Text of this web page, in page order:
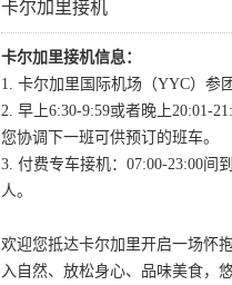
卡尔加里接机
卡尔加里接机信息：
1. 卡尔加里国际机场（YYC）参
2. 早上6:30-9:59或者晚上20:01-
您协调下一班可供预订的班车。
3. 付费专车接机：07:00-23:00间
人。
欢迎您抵达卡尔加里开启一场怀
入自然、放松身心、品味美食，